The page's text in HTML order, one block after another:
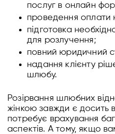
послуг в онлайн
проведення оплати
підготовка
для розлучення;
повний юридичний
надання клієнту
шлюбу.
Розірвання шлюбних
жінкою завжди є досить
потребує врахування
аспектів. А тому, якщо